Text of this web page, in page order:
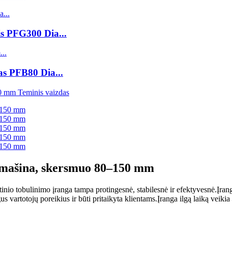
PFG300 Dia...
PFB80 Dia...
skersmuo 80–150 mm
tobulinimo įranga tampa protingesnė, stabilesnė ir
vartotojų poreikius ir būti pritaikyta klientams.Įranga ilgą laiką